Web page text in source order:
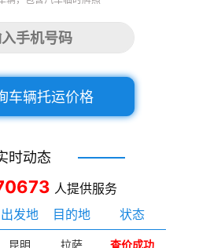
车辆托运价格
时动态
人提供服务
出发地 目的地 状态
昆明 拉萨 查价成功